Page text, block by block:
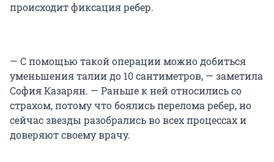
происходит фиксация ребер.
— С помощью такой операции можно добиться
уменьшения талии до 10 сантиметров, — заметила
София Казарян. — Раньше к ней относились со
страхом, потому что боялись перелома ребер, но
сейчас звезды разобрались во всех процессах и
доверяют своему врачу.